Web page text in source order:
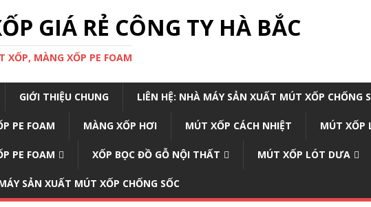
GIÁ RẺ CÔNG TY HÀ BẮC
XỐP, MÀNG XỐP PE FOAM
GIỚI THIỆU CHUNG LIÊN HỆ: NHÀ MÁY SẢN XUẤT MÚT XỐP
PE FOAM MÀNG XỐP HƠI MÚT XỐP CÁCH NHIỆT MÚT XỐP
PE FOAM XỐP BỌC ĐỒ GỖ NỘI THẤT MÚT XỐP LÓT DƯA
SẢN XUẤT MÚT XỐP CHỐNG SỐC